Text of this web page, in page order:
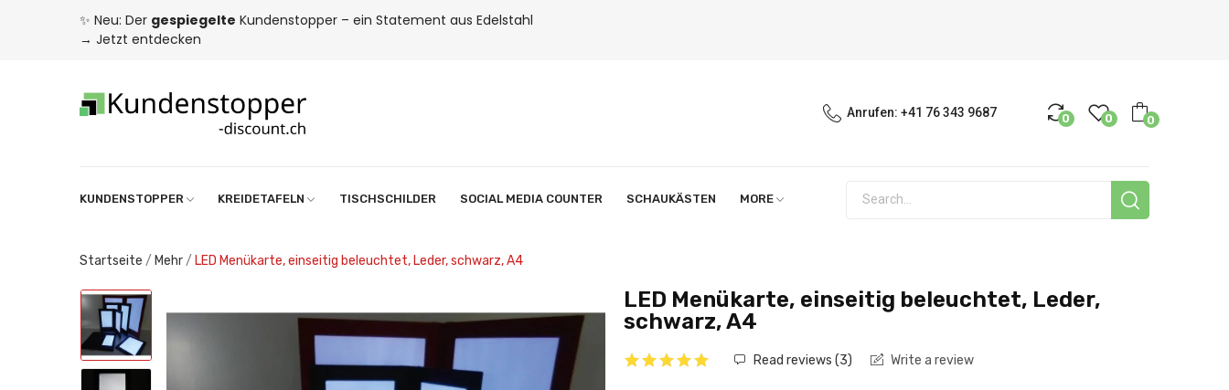
✨ Neu: Der gespiegelte Kundenstopper – ein Statement aus Edelstahl
→ Jetzt entdecken
Anrufen: +41 76 343 9687 0 0 0
KUNDENSTOPPER KREIDETAFELN TISCHSCHILDER SOCIAL MEDIA COUNTER SCHAUKÄSTEN MORE
Startseite Mehr LED Menükarte, einseitig beleuchtet, Leder, schwarz, A4
LED Menükarte, einseitig beleuchtet, Leder,
schwarz, A4
Read reviews (3) Write a review